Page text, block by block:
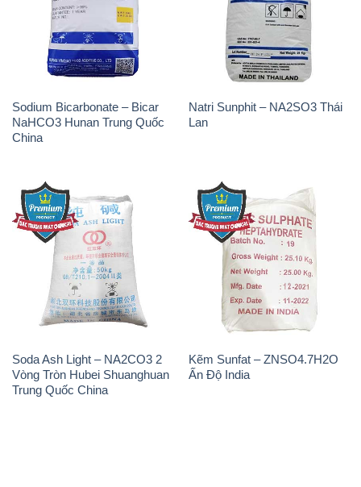
Sodium Bicarbonate – Bicar
NaHCO3 Hunan Trung Quốc
China
Natri Sunphit – NA2SO3 Thái
Lan
Soda Ash Light – NA2CO3 2
Vòng Tròn Hubei Shuanghuan
Trung Quốc China
Kẽm Sunfat – ZNSO4.7H2O
Ấn Độ India